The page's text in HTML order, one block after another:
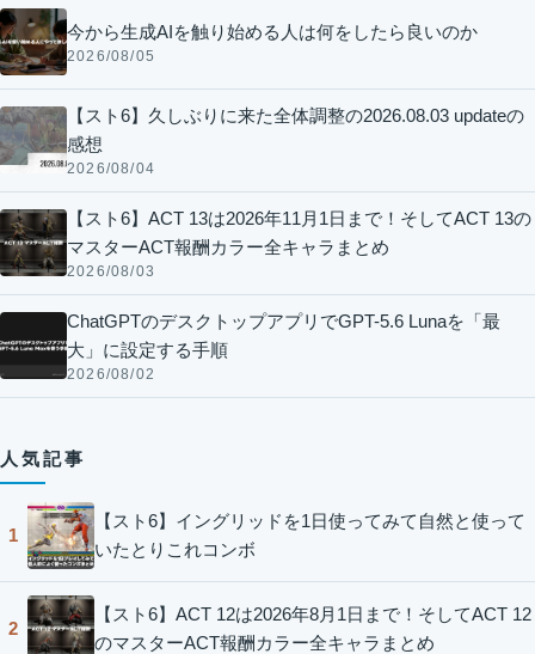
今から生成AIを触り始める人は何をしたら良いのか
2026/08/05
【スト6】久しぶりに来た全体調整の2026.08.03 updateの
感想
2026/08/04
【スト6】ACT 13は2026年11月1日まで！そしてACT 13の
マスターACT報酬カラー全キャラまとめ
2026/08/03
ChatGPTのデスクトップアプリでGPT-5.6 Lunaを「最
大」に設定する手順
2026/08/02
人気記事
1
【スト6】イングリッドを1日使ってみて自然と使って
いたとりこれコンボ
2
【スト6】ACT 12は2026年8月1日まで！そしてACT 12
のマスターACT報酬カラー全キャラまとめ